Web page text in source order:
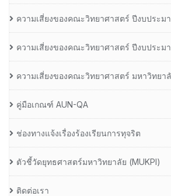
ความเสี่ยงของคณะวิทยาศาสตร์ ปีงบประม
ความเสี่ยงของคณะวิทยาศาสตร์ ปีงบประม
ความเสี่ยงของคณะวิทยาศาสตร์ มหาวิทยา
คู่มือเกณฑ์ AUN-QA
ช่องทางแจ้งเรื่องร้องเรียนการทุจริต
ตัวชี้วัดยุทธศาสตร์มหาวิทยาลัย (MUKPI)
ติดต่อเรา